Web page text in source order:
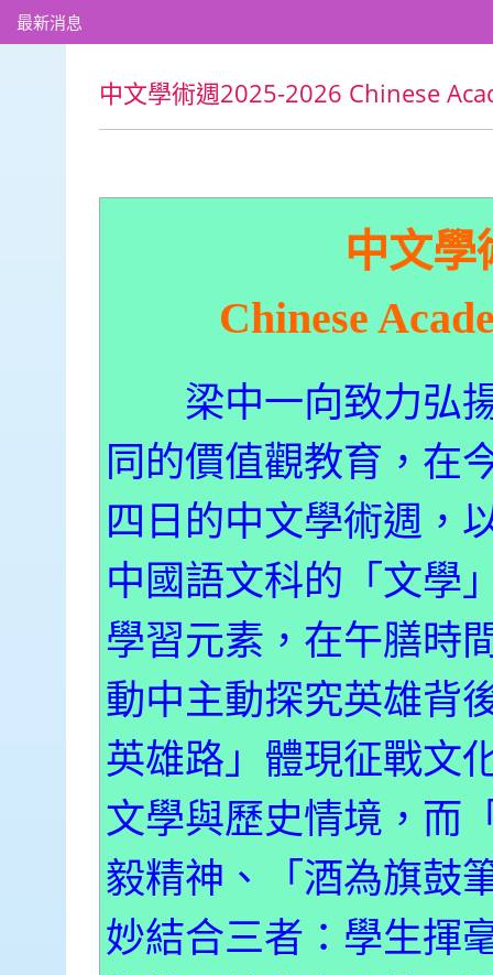
最新消息
中文學術週2025-2026 Chinese
中文學
Chinese
梁中一向致力弘揚
同的價值觀教育，在
四日的中文學術週，
中國語文科的「文學
學習元素，在午膳時
動中主動探究英雄背
英雄路」體現征戰文
文學與歷史情境，而
毅精神、「酒為旗鼓
妙結合三者：學生揮